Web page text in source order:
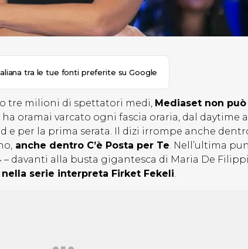
tra le tue fonti preferite su Google
tre milioni di spettatori medi, Mediaset non
oramai varcato ogni fascia oraria, dal daytime al
e per la prima serata. Il dizi irrompe anche
anche dentro C’è Posta per Te. Nell’ultima
– davanti alla busta gigantesca di Maria De Filippi
nella serie interpreta Firket Fekeli.